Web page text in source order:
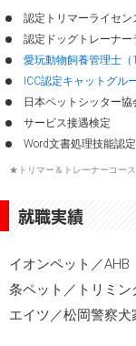
認定トリマーライセン
認定ドッグトレーナ
愛玩動物飼養管理士（
ICC認定キャットグル
日本ペットシッター
サービス接遇検定
Word文書処理技能認
★トリマー＆トレーナーコー
就職実績
イオンペット／
条ペット／トリミ
エイツ／松岡警察